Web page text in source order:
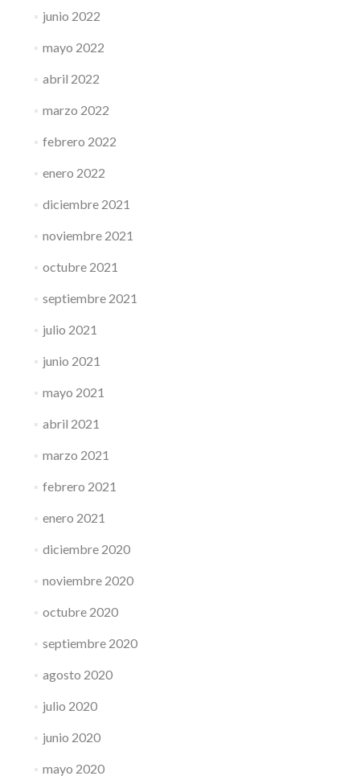
junio 2022
mayo 2022
abril 2022
marzo 2022
febrero 2022
enero 2022
diciembre 2021
noviembre 2021
octubre 2021
septiembre 2021
julio 2021
junio 2021
mayo 2021
abril 2021
marzo 2021
febrero 2021
enero 2021
diciembre 2020
noviembre 2020
octubre 2020
septiembre 2020
agosto 2020
julio 2020
junio 2020
mayo 2020